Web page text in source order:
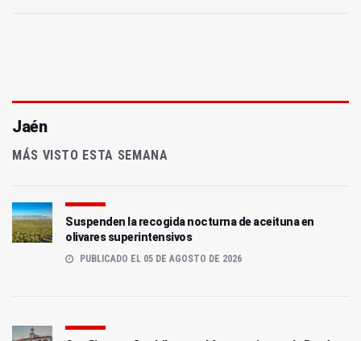
Jaén
MÁS VISTO ESTA SEMANA
Suspenden la recogida nocturna de aceituna en
olivares superintensivos
PUBLICADO EL 05 DE AGOSTO DE 2026